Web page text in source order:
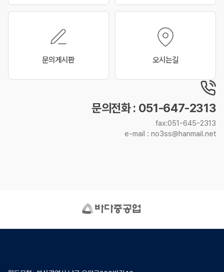
문의게시판 오시는길
문의전화 : 051-647-2313
fax:051-645-2313
e-mail : no3ss@hanmail.net